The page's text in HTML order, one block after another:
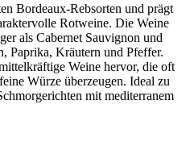
Bordeaux-Rebsorten und prägt
Rotweine. Die Weine
als Cabernet Sauvignon und
Paprika, Kräutern und Pfeffer.
Weine hervor, die oft
Würze überzeugen. Ideal zu
mit mediterranem